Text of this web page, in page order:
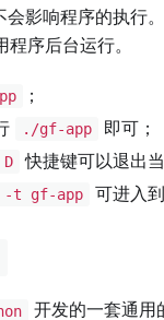
会影响程序的执行
序后台运行。
；
./gf-app
即可；
快捷键可以退出
-t gf-app 可进入
开发的一套通用